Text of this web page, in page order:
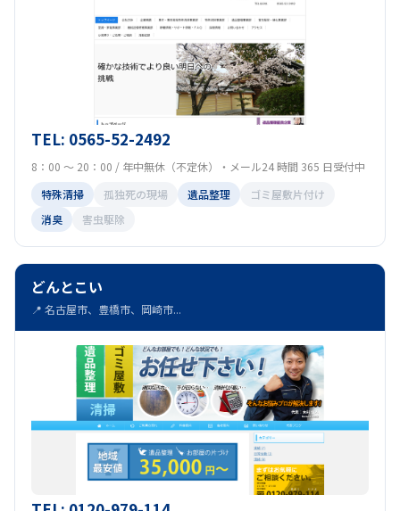
TEL: 0565-52-2492
8：00 ～ 20：00 / 年中無休（不定休）・メール24 時間 365 日受付中
特殊清掃
孤独死の現場 遺品整理
ゴミ屋敷片付け
消臭
害虫駆除
どんとこい
📍 名古屋市、豊橋市、岡崎市...